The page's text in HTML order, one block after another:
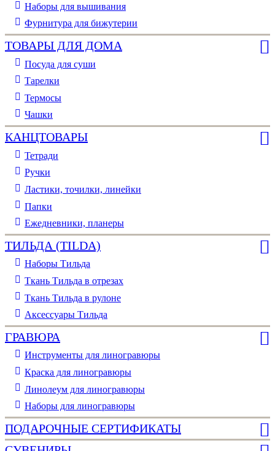
Наборы для вышивания
Фурнитура для бижутерии
ТОВАРЫ ДЛЯ ДОМА
Посуда для суши
Тарелки
Термосы
Чашки
КАНЦТОВАРЫ
Тетради
Ручки
Ластики, точилки, линейки
Папки
Ежедневники, планеры
ТИЛЬДА (TILDA)
Наборы Тильда
Ткань Тильда в отрезах
Ткань Тильда в рулоне
Аксессуары Тильда
ГРАВЮРА
Инструменты для линогравюры
Краска для линогравюры
Линолеум для линогравюры
Наборы для линогравюры
ПОДАРОЧНЫЕ СЕРТИФИКАТЫ